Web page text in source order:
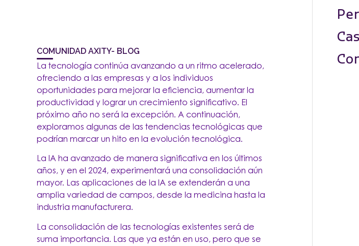
COMUNIDAD AXITY- BLOG
La tecnología continúa avanzando a un ritmo acelerado,
ofreciendo a las empresas y a los individuos
oportunidades para mejorar la eficiencia, aumentar la
productividad y lograr un crecimiento significativo. El
próximo año no será la excepción. A continuación,
exploramos algunas de las tendencias tecnológicas que
podrían marcar un hito en la evolución tecnológica.
La IA ha avanzado de manera significativa en los últimos
años, y en el 2024, experimentará una consolidación aún
mayor. Las aplicaciones de la IA se extenderán a una
amplia variedad de campos, desde la medicina hasta la
industria manufacturera.
La consolidación de las tecnologías existentes será de
suma importancia. Las que ya están en uso, pero que se